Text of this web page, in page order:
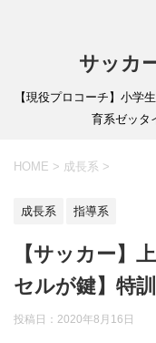
サッカ
【現役プロコーチ】小学
育系ゼッタ
HOME > 成長系 >
成長系 指導系
【サッカー】
セルが鍵】特
投稿日： 2020年8月16日